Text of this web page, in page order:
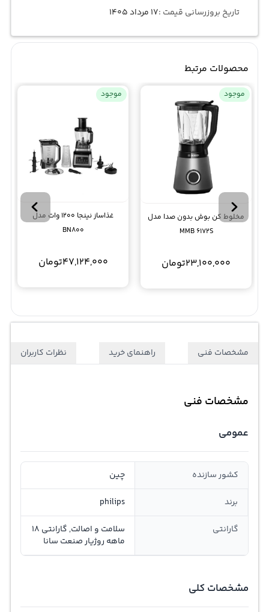
تاریخ بروزرسانی قیمت :۱۷ مرداد ۱۴۰۵
محصولات مرتبط
موجود
مخلوط کن بوش بدون صدا مدل
MMB 6172S
23,100,000تومان
موجود
غذاساز نینجا 1200 وات مدل
BN800
47,124,000تومان
مشخصات فنی راهنمای خرید نظرات کاربران
مشخصات فنی
عمومی
کشور سازنده چین
برند philips
گارانتی
سلامت و اصالت, گارانتی 18
ماهه روژیار صنعت سانا
مشخصات کلی